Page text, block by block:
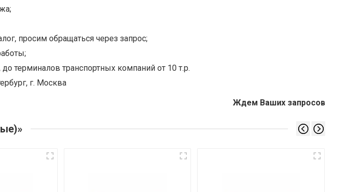
просим обращаться через запрос;
до терминалов транспортных компаний от 10 т.р.
г. Москва
Ждем Ваших запросов